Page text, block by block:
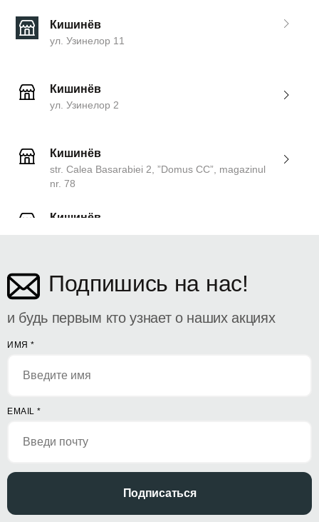
Кишинёв
ул. Узинелор 11
Кишинёв
ул. Узинелор 2
Кишинёв
str. Calea Basarabiei 2, ”Domus CC”, magazinul
nr. 78
Кишинёв
Подпишись на нас!
и будь первым кто узнает о наших акциях
ИМЯ *
EMAIL *
Подписаться